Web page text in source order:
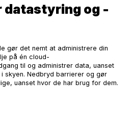
datastyring og -
gør det nemt at administrere din
på én cloud-
til og administrer data, uanset
skyen. Nedbryd barrierer og gør
uanset hvor de har brug for dem.